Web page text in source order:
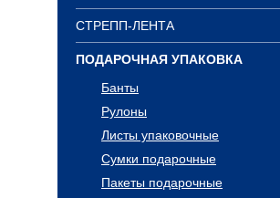
СТРЕПП-ЛЕНТА
ПОДАРОЧНАЯ УПАКОВКА
Банты
Рулоны
Листы упаковочные
Сумки подарочные
Пакеты подарочные